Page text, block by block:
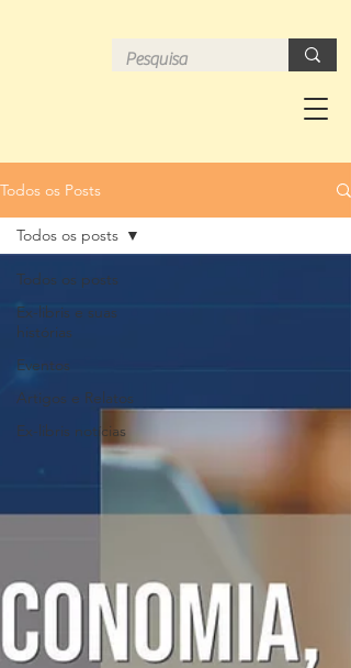
Todos os Posts
Todos os posts
Ex-libris e suas
histórias
Eventos
Artigos e Relatos
Ex-libris notícias
Todos os posts